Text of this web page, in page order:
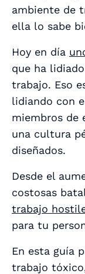
ambiente de
ella lo sabe
Hoy en día
que ha
trabajo. Eso
lidiando con
miembros de
una cultura
diseñados.
Desde el
costosas
trabajo
para tu
En esta guía
trabajo